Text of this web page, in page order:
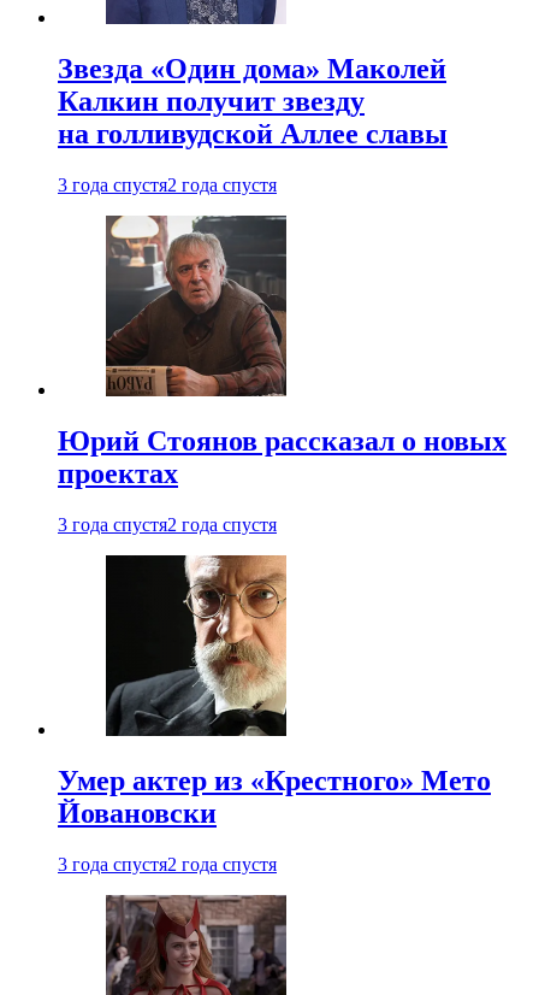
Звезда «Один дома» Маколей
Калкин получит звезду
на голливудской Аллее славы
3 года спустя2 года спустя
Юрий Стоянов рассказал о новых
проектах
3 года спустя2 года спустя
Умер актер из «Крестного» Мето
Йовановски
3 года спустя2 года спустя